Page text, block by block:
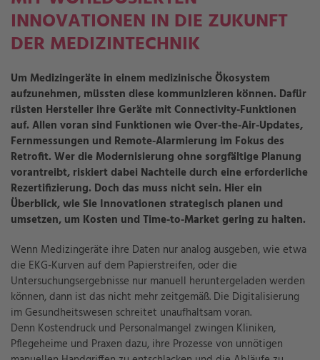
INNOVATIONEN IN DIE ZUKUNFT
DER MEDIZINTECHNIK
Um Medizingeräte in einem medizinische Ökosystem
aufzunehmen, müssten diese kommunizieren können. Dafür
rüsten Hersteller ihre Geräte mit Connectivity-Funktionen
auf. Allen voran sind Funktionen wie Over-the-Air-Updates,
Fernmessungen und Remote-Alarmierung im Fokus des
Retrofit. Wer die Modernisierung ohne sorgfältige Planung
vorantreibt, riskiert dabei Nachteile durch eine erforderliche
Rezertifizierung. Doch das muss nicht sein. Hier ein
Überblick, wie Sie Innovationen strategisch planen und
umsetzen, um Kosten und Time-to-Market gering zu halten.
Wenn Medizingeräte ihre Daten nur analog ausgeben, wie etwa
die EKG-Kurven auf dem Papierstreifen, oder die
Untersuchungsergebnisse nur manuell heruntergeladen werden
können, dann ist das nicht mehr zeitgemäß. Die Digitalisierung
im Gesundheitswesen schreitet unaufhaltsam voran.
Denn Kostendruck und Personalmangel zwingen Kliniken,
Pflegeheime und Praxen dazu, ihre Prozesse von unnötigen